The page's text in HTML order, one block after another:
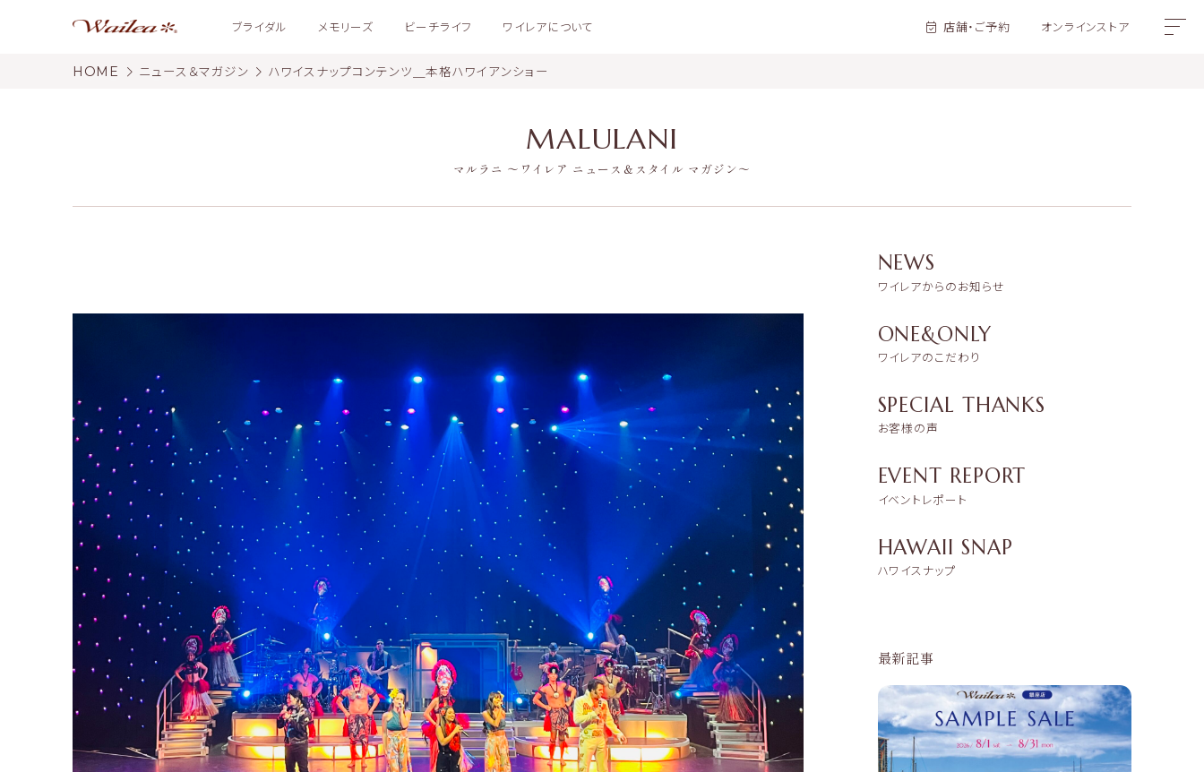
ブライダル メモリーズ ビーチライフ ワイレアについて 店舗・ご予約 オンラインストア
HOME ニュース＆マガジン ハワイスナップコンテンツ＿本格ハワイアンショー
MALULANI
マルラニ 〜ワイレア ニュース＆スタイル マガジン〜
NEWS
ワイレアからのお知らせ
ONE&ONLY
ワイレアのこだわり
SPECIAL THANKS
お客様の声
EVENT REPORT
イベントレポート
HAWAII SNAP
ハワイスナップ
最新記事